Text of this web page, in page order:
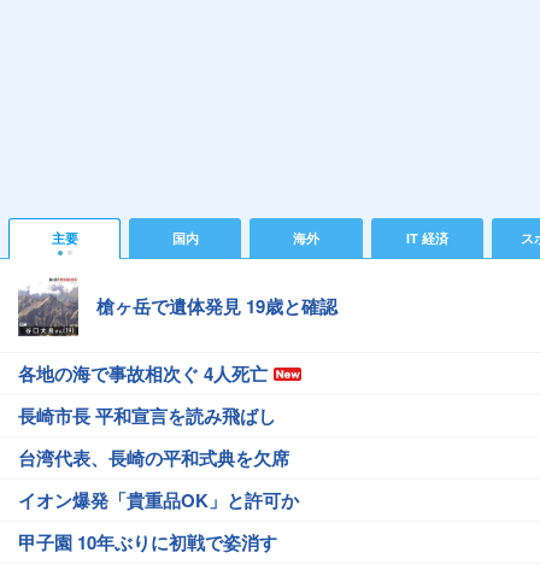
主要 国内 海外 IT 経済 ス
槍ヶ岳で遺体発見 19歳と確認
各地の海で事故相次ぐ 4人死亡
長崎市長 平和宣言を読み飛ばし
台湾代表、長崎の平和式典を欠席
イオン爆発「貴重品OK」と許可か
甲子園 10年ぶりに初戦で姿消す